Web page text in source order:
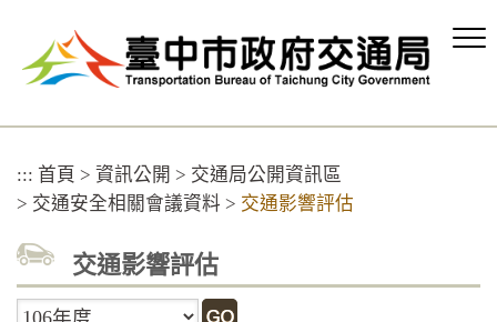
容
::: 首頁 > 資訊公開 > 交通局公開資訊區
> 交通安全相關會議資料 > 交通影響評估
交通影響評估